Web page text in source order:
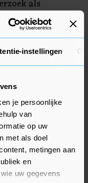
instellingen
je persoonlijke
van
op uw
met als doel
metingen aan
en
uw gegevens
als
met een
van de
houden is